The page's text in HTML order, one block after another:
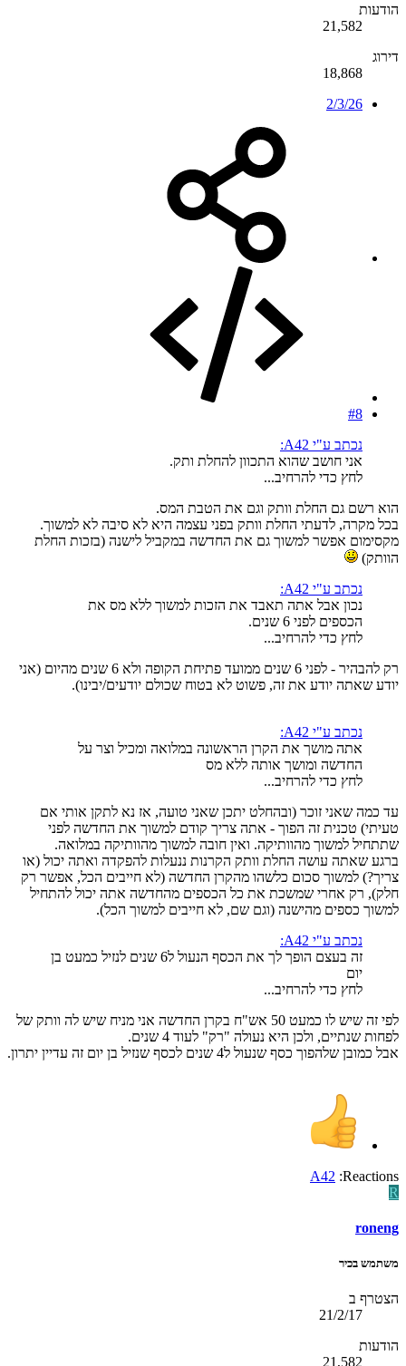
הודעות
21,582
דירוג
18,868
2/3/26
#8
נכתב ע"י A42:
אני חושב שהוא התכוון להחלת ותק.
לחץ כדי להרחיב...
הוא רשם גם החלת וותק וגם את הטבת המס.
בכל מקרה, לדעתי החלת וותק בפני עצמה היא לא סיבה לא למשוך.
מקסימום אפשר למשוך גם את החדשה במקביל לישנה (בזכות החלת
הוותק)
נכתב ע"י A42:
נכון אבל אתה תאבד את הזכות למשוך ללא מס את
הכספים לפני 6 שנים.
לחץ כדי להרחיב...
רק להבהיר - לפני 6 שנים ממועד פתיחת הקופה ולא 6 שנים מהיום (אני
יודע שאתה יודע את זה, פשוט לא בטוח שכולם יודעים/יבינו).
נכתב ע"י A42:
אתה מושך את הקרן הראשונה במלואה ומכיל וצר על
החדשה ומושך אותה ללא מס
לחץ כדי להרחיב...
עד כמה שאני זוכר (ובהחלט יתכן שאני טועה, אז נא לתקן אותי אם
טעיתי) טכנית זה הפוך - אתה צריך קודם למשוך את החדשה לפני
שתתחיל למשוך מהוותיקה. ואין חובה למשוך מהוותיקה במלואה.
ברגע שאתה עושה החלת וותק הקרנות ננעלות להפקדה ואתה יכול (או
צריך?) למשוך סכום כלשהו מהקרן החדשה (לא חייבים הכל, אפשר רק
חלק), רק אחרי שמשכת את כל הכספים מהחדשה אתה יכול להתחיל
למשוך כספים מהישנה (וגם שם, לא חייבים למשוך הכל).
נכתב ע"י A42:
זה בעצם הופך לך את הכסף הנעול ל6 שנים לנזיל כמעט בן
יום
לחץ כדי להרחיב...
לפי זה שיש לו כמעט 50 אש"ח בקרן החדשה אני מניח שיש לה וותק של
לפחות שנתיים, ולכן היא נעולה "רק" לעוד 4 שנים.
אבל כמובן שלהפוך כסף שנעול ל4 שנים לכסף שנזיל בן יום זה עדיין יתרון.
Reactions:
A42
R
roneng
משתמש בכיר
הצטרף ב
21/2/17
הודעות
21,582